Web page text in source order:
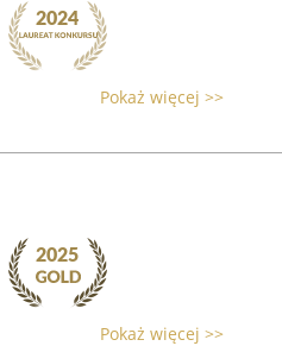
Pokaż więcej >>
Pokaż więcej >>